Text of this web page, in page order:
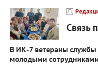
Связь
В ИК-7 ветераны
молодыми сотрудниками